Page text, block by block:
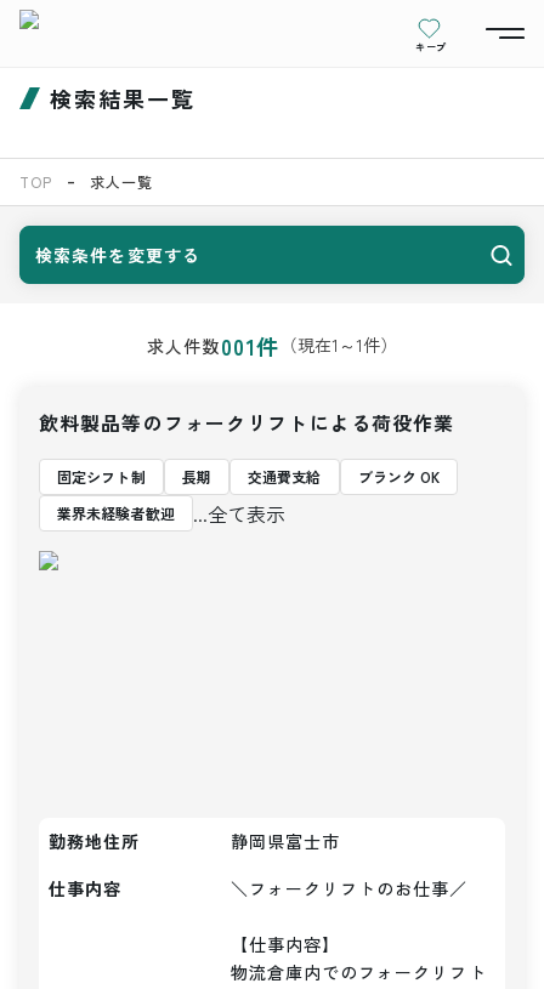
キープ
検索結果一覧
TOP 求人一覧
検索条件を変更する
求人件数001件 （現在1 ～1件）
飲料製品等のフォークリフトによる荷役作業
固定シフト制 長期 交通費支給
ブランク OK
業界未経験者歓迎
...全て表示
勤務地住所
静岡県富士市
仕事内容
＼フォークリフトのお仕事／
【仕事内容】
物流倉庫内でのフォークリフト